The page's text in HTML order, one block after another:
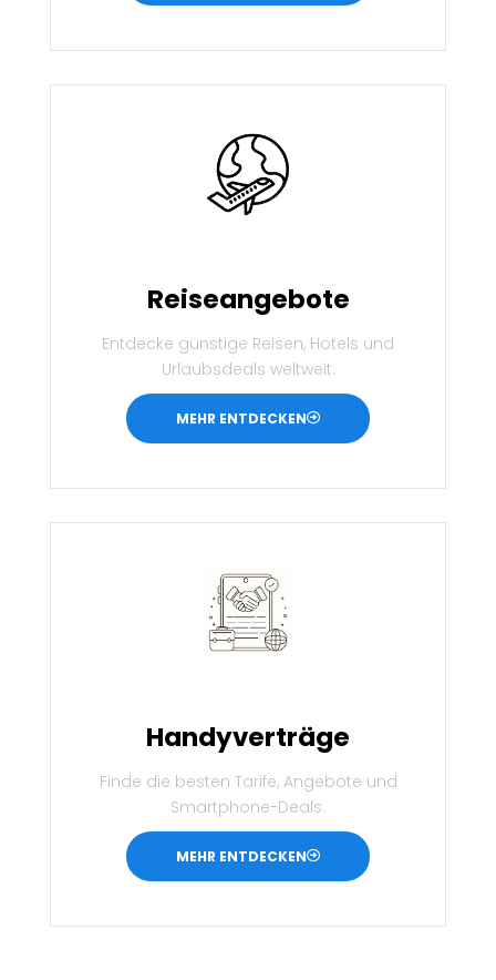
Reiseangebote
Entdecke günstige Reisen, Hotels und
Urlaubsdeals weltweit.
MEHR ENTDECKEN
Handyverträge
Finde die besten Tarife, Angebote und
Smartphone-Deals.
MEHR ENTDECKEN